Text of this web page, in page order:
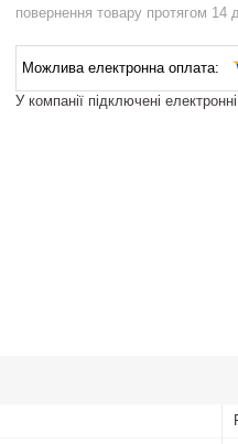
повернення товару протягом 14
У компанії підключені